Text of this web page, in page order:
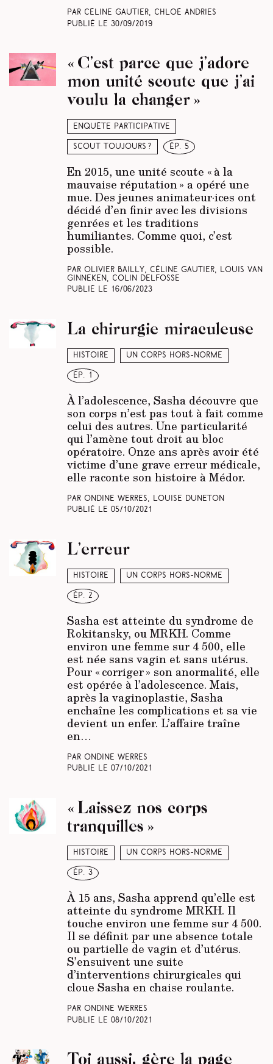
Par Céline Gautier, Chloé Andries
Publié le 30/09/2019
Enquête participative
Scout toujours ? ép. 5
« C’est parce que j’adore
mon unité scoute que j’ai
voulu la changer »
En 2015, une unité scoute « à la
mauvaise réputation » a opéré une
mue. Des jeunes animateur·ices ont
décidé d’en finir avec les divisions
genrées et les traditions
humiliantes. Comme quoi, c’est
possible.
Par Olivier Bailly, Céline Gautier, Louis Van
Ginneken, Colin Delfosse
Publié le 16/06/2023
Histoire Un corps hors-norme
ép. 1
La chirurgie miraculeuse
À l’adolescence, Sasha découvre que
son corps n’est pas tout à fait comme
celui des autres. Une particularité
qui l’amène tout droit au bloc
opératoire. Onze ans après avoir été
victime d’une grave erreur médicale,
elle raconte son histoire à Médor.
Par Ondine Werres, Louise Duneton
Publié le 05/10/2021
Histoire Un corps hors-norme
ép. 2
L’erreur
Sasha est atteinte du syndrome de
Rokitansky, ou MRKH. Comme
environ une femme sur 4 500, elle
est née sans vagin et sans utérus.
Pour « corriger » son anormalité, elle
est opérée à l’adolescence. Mais,
après la vaginoplastie, Sasha
enchaîne les complications et sa vie
devient un enfer. L’affaire traîne
en…
Par Ondine Werres
Publié le 07/10/2021
Histoire Un corps hors-norme
ép. 3
« Laissez nos corps
tranquilles »
À 15 ans, Sasha apprend qu’elle est
atteinte du syndrome MRKH. Il
touche environ une femme sur 4 500.
Il se définit par une absence totale
ou partielle de vagin et d’utérus.
S’ensuivent une suite
d’interventions chirurgicales qui
cloue Sasha en chaise roulante.
Par Ondine Werres
Publié le 08/10/2021
Toi aussi, gère la page